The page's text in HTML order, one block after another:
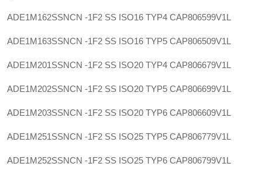
ADE1M162SSNCN -1F2 SS ISO16 TYP4 CAP806599V1L
ADE1M163SSNCN -1F2 SS ISO16 TYP5 CAP806509V1L
ADE1M201SSNCN -1F2 SS ISO20 TYP4 CAP806679V1L
ADE1M202SSNCN -1F2 SS ISO20 TYP5 CAP806699V1L
ADE1M203SSNCN -1F2 SS ISO20 TYP6 CAP806609V1L
ADE1M251SSNCN -1F2 SS ISO25 TYP5 CAP806779V1L
ADE1M252SSNCN -1F2 SS ISO25 TYP6 CAP806799V1L